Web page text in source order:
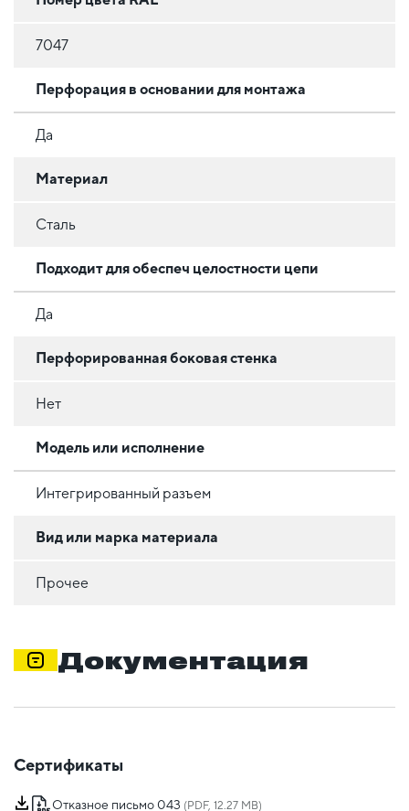
7047
Перфорация в основании для монтажа
Да
Материал
Сталь
Подходит для обеспеч целостности цепи
Да
Перфорированная боковая стенка
Нет
Модель или исполнение
Интегрированный разъем
Вид или марка материала
Прочее
Документация
Сертификаты
Отказное письмо 043 (PDF, 12.27 MB)